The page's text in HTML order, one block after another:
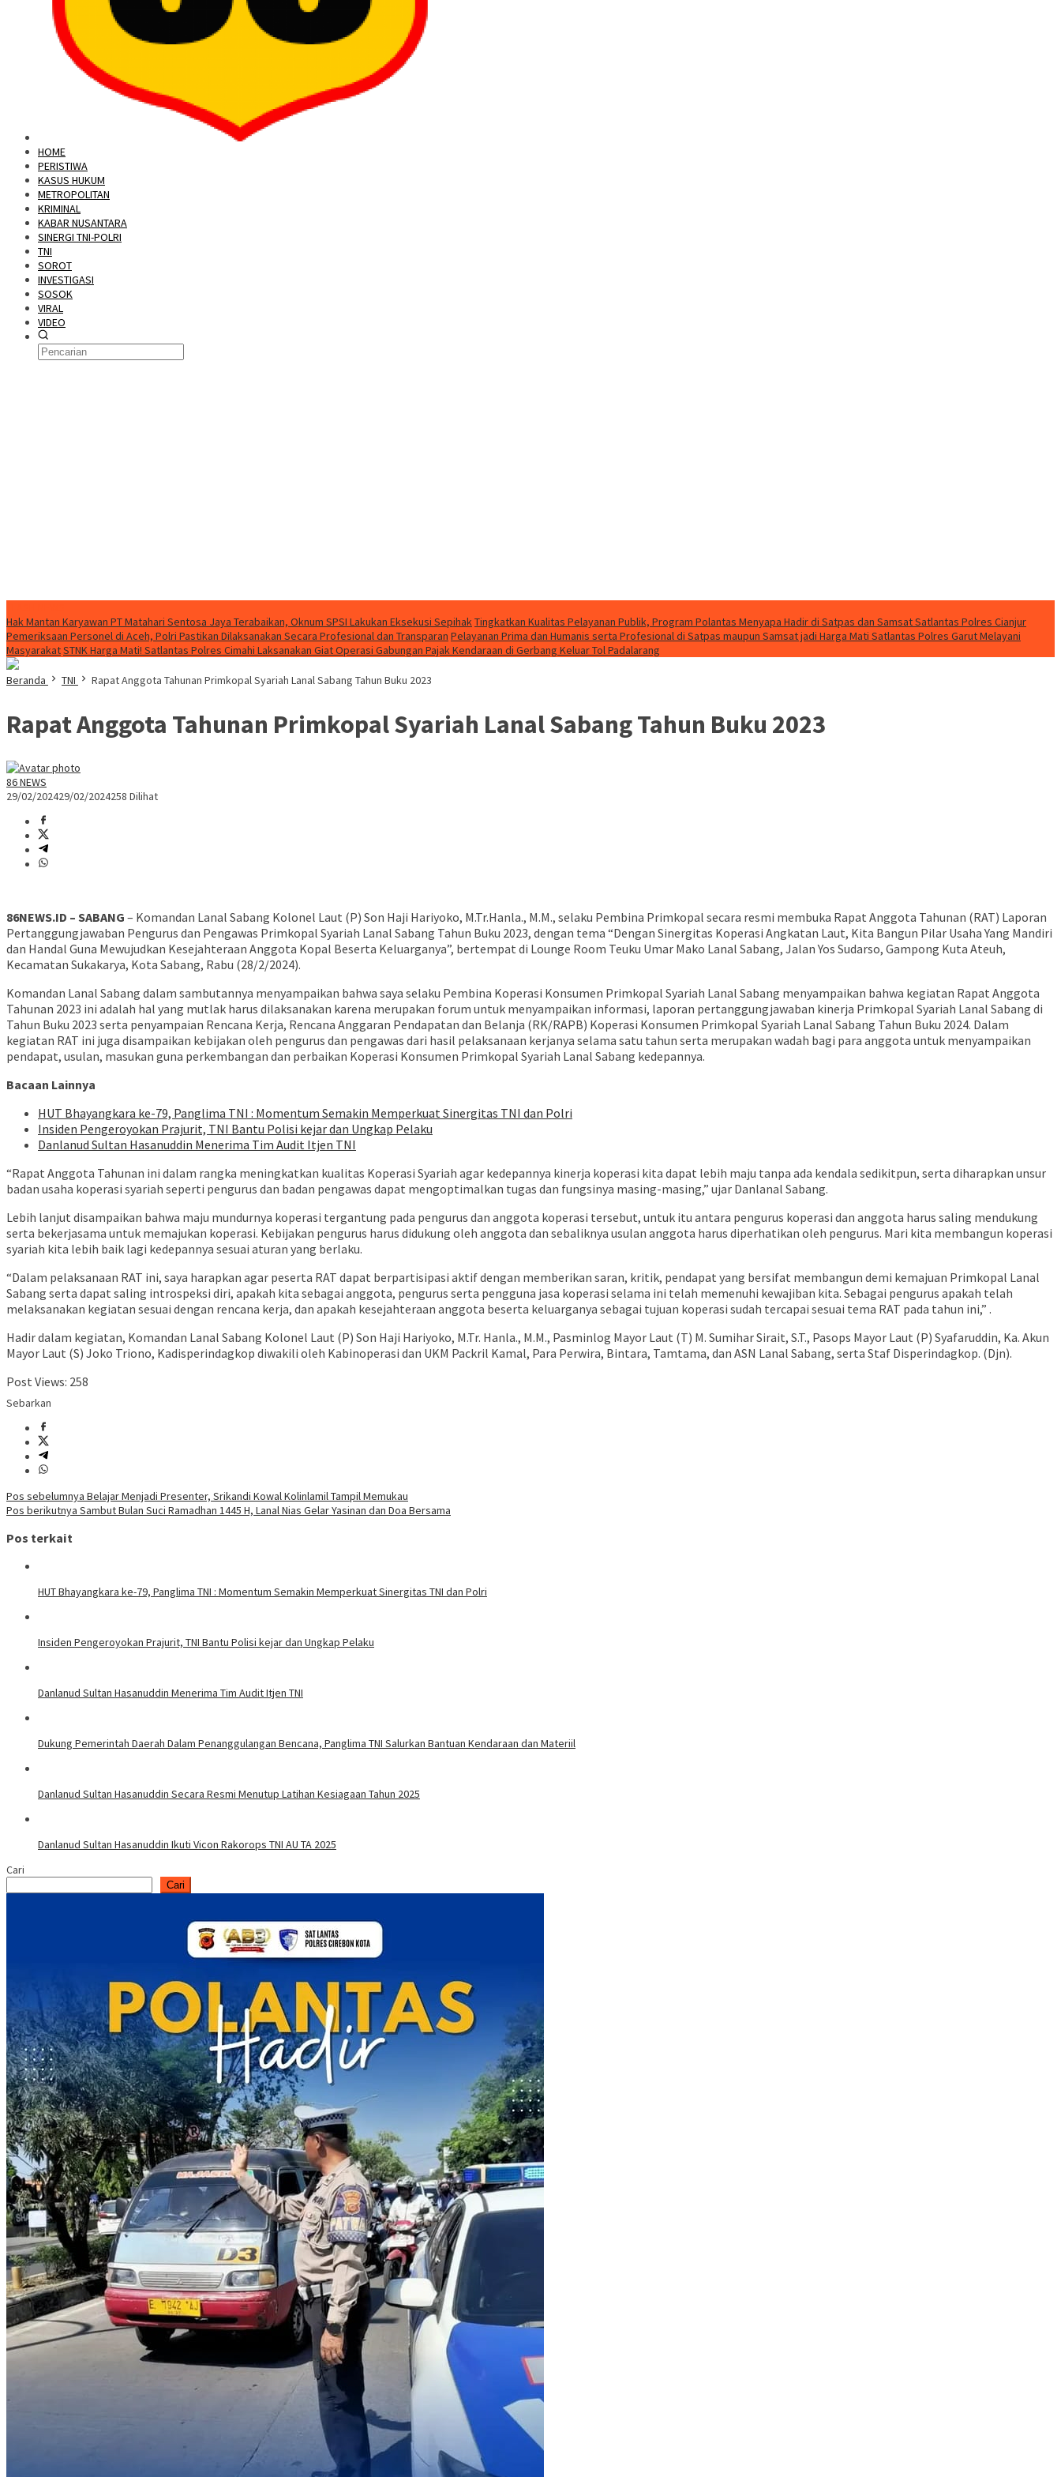
HOME
PERISTIWA
KASUS HUKUM
METROPOLITAN
KRIMINAL
KABAR NUSANTARA
SINERGI TNI-POLRI
TNI
SOROT
INVESTIGASI
SOSOK
VIRAL
VIDEO
Hak Mantan Karyawan PT Matahari Sentosa Jaya Terabaikan, Oknum SPSI Lakukan Eksekusi SepihakTingkatkan Kualitas Pelayanan Publik, Program Polantas Menyapa Hadir di Satpas dan Samsat Satlantas Polres Cianjur
Pemeriksaan Personel di Aceh, Polri Pastikan Dilaksanakan Secara Profesional dan Transparan Pelayanan Prima dan Humanis serta Profesional di Satpas maupun Samsat jadi Harga Mati Satlantas Polres Garut Melayani
MasyarakatSTNK Harga Mati! Satlantas Polres Cimahi Laksanakan Giat Operasi Gabungan Pajak Kendaraan di Gerbang Keluar Tol Padalarang
Beranda TNI Rapat Anggota Tahunan Primkopal Syariah Lanal Sabang Tahun Buku 2023
Rapat Anggota Tahunan Primkopal Syariah Lanal Sabang Tahun Buku 2023
86 NEWS
29/02/202429/02/2024258 Dilihat
86NEWS.ID – SABANG – Komandan Lanal Sabang Kolonel Laut (P) Son Haji Hariyoko, M.Tr.Hanla., M.M., selaku Pembina Primkopal secara resmi membuka Rapat Anggota Tahunan (RAT) Laporan
Pertanggungjawaban Pengurus dan Pengawas Primkopal Syariah Lanal Sabang Tahun Buku 2023, dengan tema “Dengan Sinergitas Koperasi Angkatan Laut, Kita Bangun Pilar Usaha Yang Mandiri
dan Handal Guna Mewujudkan Kesejahteraan Anggota Kopal Beserta Keluarganya”, bertempat di Lounge Room Teuku Umar Mako Lanal Sabang, Jalan Yos Sudarso, Gampong Kuta Ateuh,
Kecamatan Sukakarya, Kota Sabang, Rabu (28/2/2024).
Komandan Lanal Sabang dalam sambutannya menyampaikan bahwa saya selaku Pembina Koperasi Konsumen Primkopal Syariah Lanal Sabang menyampaikan bahwa kegiatan Rapat Anggota
Tahunan 2023 ini adalah hal yang mutlak harus dilaksanakan karena merupakan forum untuk menyampaikan informasi, laporan pertanggungjawaban kinerja Primkopal Syariah Lanal Sabang di
Tahun Buku 2023 serta penyampaian Rencana Kerja, Rencana Anggaran Pendapatan dan Belanja (RK/RAPB) Koperasi Konsumen Primkopal Syariah Lanal Sabang Tahun Buku 2024. Dalam
kegiatan RAT ini juga disampaikan kebijakan oleh pengurus dan pengawas dari hasil pelaksanaan kerjanya selama satu tahun serta merupakan wadah bagi para anggota untuk menyampaikan
pendapat, usulan, masukan guna perkembangan dan perbaikan Koperasi Konsumen Primkopal Syariah Lanal Sabang kedepannya.
Bacaan Lainnya
HUT Bhayangkara ke-79, Panglima TNI : Momentum Semakin Memperkuat Sinergitas TNI dan Polri
Insiden Pengeroyokan Prajurit, TNI Bantu Polisi kejar dan Ungkap Pelaku
Danlanud Sultan Hasanuddin Menerima Tim Audit Itjen TNI
“Rapat Anggota Tahunan ini dalam rangka meningkatkan kualitas Koperasi Syariah agar kedepannya kinerja koperasi kita dapat lebih maju tanpa ada kendala sedikitpun, serta diharapkan unsur
badan usaha koperasi syariah seperti pengurus dan badan pengawas dapat mengoptimalkan tugas dan fungsinya masing-masing,” ujar Danlanal Sabang.
Lebih lanjut disampaikan bahwa maju mundurnya koperasi tergantung pada pengurus dan anggota koperasi tersebut, untuk itu antara pengurus koperasi dan anggota harus saling mendukung
serta bekerjasama untuk memajukan koperasi. Kebijakan pengurus harus didukung oleh anggota dan sebaliknya usulan anggota harus diperhatikan oleh pengurus. Mari kita membangun koperasi
syariah kita lebih baik lagi kedepannya sesuai aturan yang berlaku.
“Dalam pelaksanaan RAT ini, saya harapkan agar peserta RAT dapat berpartisipasi aktif dengan memberikan saran, kritik, pendapat yang bersifat membangun demi kemajuan Primkopal Lanal
Sabang serta dapat saling introspeksi diri, apakah kita sebagai anggota, pengurus serta pengguna jasa koperasi selama ini telah memenuhi kewajiban kita. Sebagai pengurus apakah telah
melaksanakan kegiatan sesuai dengan rencana kerja, dan apakah kesejahteraan anggota beserta keluarganya sebagai tujuan koperasi sudah tercapai sesuai tema RAT pada tahun ini,” .
Hadir dalam kegiatan, Komandan Lanal Sabang Kolonel Laut (P) Son Haji Hariyoko, M.Tr. Hanla., M.M., Pasminlog Mayor Laut (T) M. Sumihar Sirait, S.T., Pasops Mayor Laut (P) Syafaruddin, Ka. Akun
Mayor Laut (S) Joko Triono, Kadisperindagkop diwakili oleh Kabinoperasi dan UKM Packril Kamal, Para Perwira, Bintara, Tamtama, dan ASN Lanal Sabang, serta Staf Disperindagkop. (Djn).
Post Views: 258
Sebarkan
Navigasi
pos
Pos sebelumnya Belajar Menjadi Presenter, Srikandi Kowal Kolinlamil Tampil Memukau
Pos berikutnya Sambut Bulan Suci Ramadhan 1445 H, Lanal Nias Gelar Yasinan dan Doa Bersama
Pos terkait
HUT Bhayangkara ke-79, Panglima TNI : Momentum Semakin Memperkuat Sinergitas TNI dan Polri
Insiden Pengeroyokan Prajurit, TNI Bantu Polisi kejar dan Ungkap Pelaku
Danlanud Sultan Hasanuddin Menerima Tim Audit Itjen TNI
Dukung Pemerintah Daerah Dalam Penanggulangan Bencana, Panglima TNI Salurkan Bantuan Kendaraan dan Materiil
Danlanud Sultan Hasanuddin Secara Resmi Menutup Latihan Kesiagaan Tahun 2025
Danlanud Sultan Hasanuddin Ikuti Vicon Rakorops TNI AU TA 2025
Cari
Cari